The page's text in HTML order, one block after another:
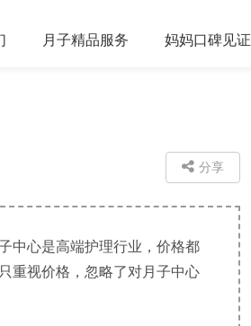
月子精品服务 妈妈口碑见证
分享
中心是高端护理行业，价格都
重视价格，忽略了对月子中心